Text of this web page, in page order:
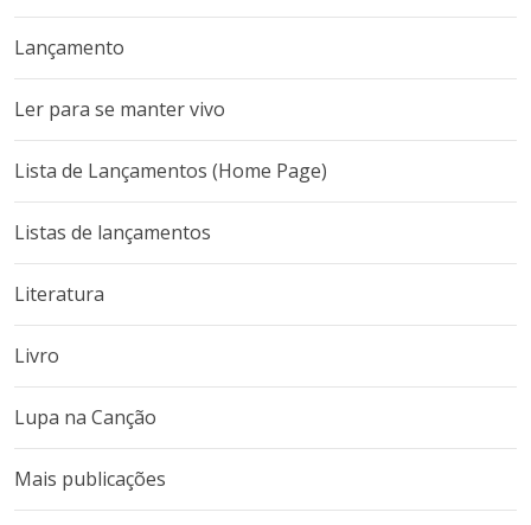
Lançamento
Ler para se manter vivo
Lista de Lançamentos (Home Page)
Listas de lançamentos
Literatura
Livro
Lupa na Canção
Mais publicações